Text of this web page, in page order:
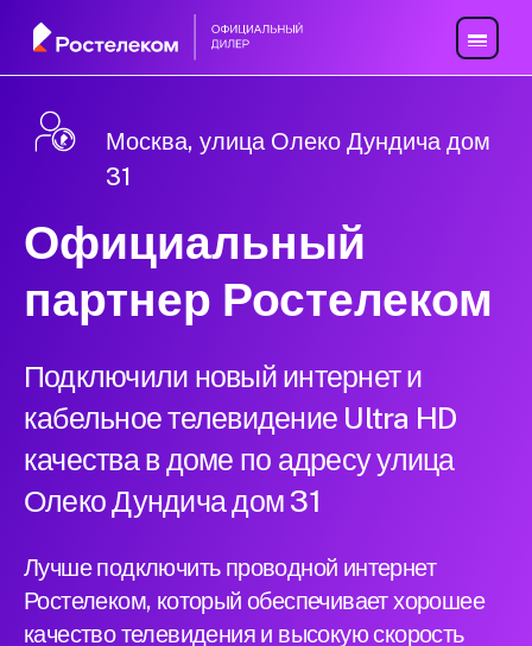
Москва, улица Олеко Дундича дом
31
Официальный
партнер Ростелеком
Подключили новый интернет и
кабельное телевидение Ultra HD
качества в доме по адресу улица
Олеко Дундича дом 31
Лучше подключить проводной интернет
Ростелеком, который обеспечивает хорошее
качество телевидения и высокую скорость